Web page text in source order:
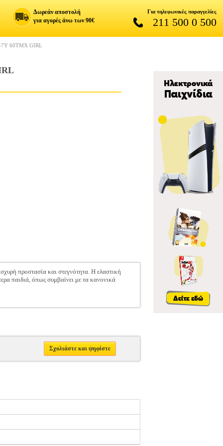
Δωρεάν αποστολή
για αγορές άνω των 90€
Για τηλεφωνικές παραγγελίες
211 500 0 500
7Y 60ΤΜΧ GIRL
προστασία και στεγνότητα. Η ελαστική
παιδιά, όπως συμβαίνει με τα κανονικά
Σχολιάστε και ψηφίστε